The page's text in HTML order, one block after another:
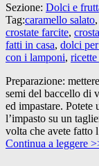
Sezione: Dolci e
Tag:caramello salato,
crostate farcite,
fatti in casa, dolci
con i lamponi,
Preparazione:
semi del baccello di
ed impastare.
l’impasto su un
volta che avete fatto
Continua a leggere